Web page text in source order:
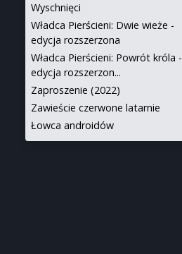
Wyschnięci
Władca Pierścieni: Dwie wieże -
edycja rozszerzona
Władca Pierścieni: Powrót króla -
edycja rozszerzon...
Zaproszenie (2022)
Zawieście czerwone latarnie
Łowca androidów